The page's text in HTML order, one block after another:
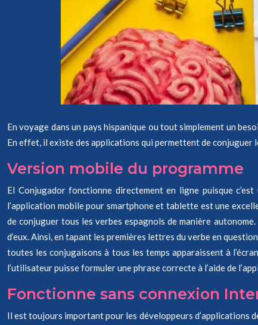
En voyage dans un pays hispanique ou tout simplement un
En effet, il existe des applications qui permettent de conjuguer
Version mobile du programme
El Conjugador fonctionne directement en ligne puisque
l’application mobile pour smartphone et tablette est une
de conjuguer tous les verbes espagnols de manière
d’eux. Ainsi, en tapant les premières lettres du verbe en
toutes les conjugaisons à tous les temps apparaissent à
l’utilisateur puisse formuler une phrase correcte à l’aide de
Fonctionne sans connexion
Il est toujours important pour les développeurs d’applications